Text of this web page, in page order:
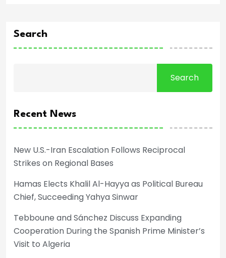
Search
Search
Recent News
New U.S.-Iran Escalation Follows Reciprocal
Strikes on Regional Bases
Hamas Elects Khalil Al-Hayya as Political Bureau
Chief, Succeeding Yahya Sinwar
Tebboune and Sánchez Discuss Expanding
Cooperation During the Spanish Prime Minister’s
Visit to Algeria